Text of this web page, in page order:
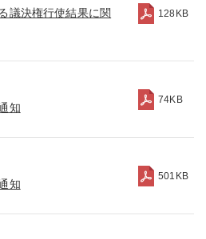
議決権行使結果に関
128KB
知
74KB
知
501KB